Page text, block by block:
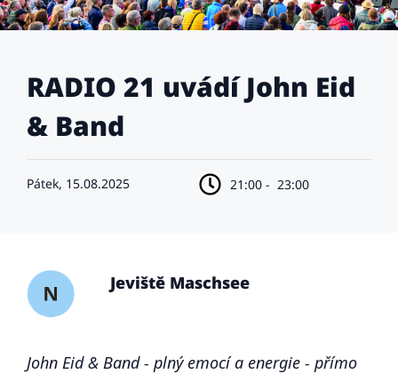
RADIO 21 uvádí John Eid
& Band
Pátek, 15.08.2025 21:00 - 23:00
Jeviště Maschsee
John Eid & Band - plný emocí a energie - přímo